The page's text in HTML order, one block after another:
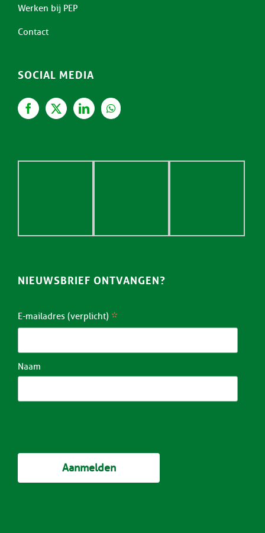
Werken bij PEP
Contact
SOCIAL MEDIA
NIEUWSBRIEF ONTVANGEN?
E-mailadres (verplicht) *
Naam